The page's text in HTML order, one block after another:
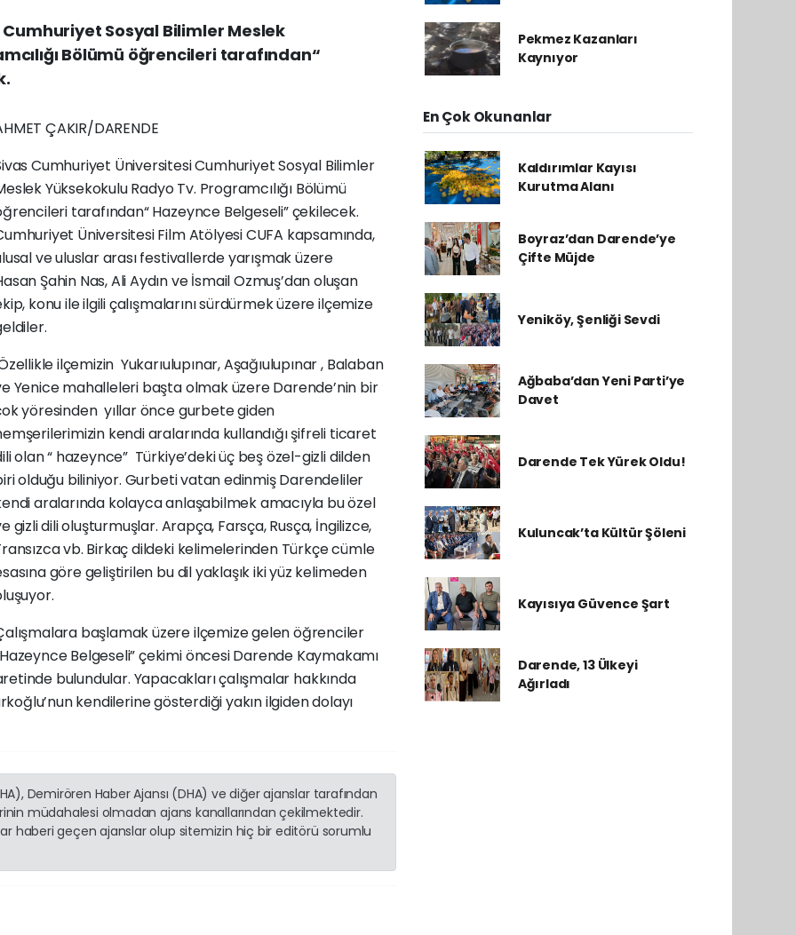
Sosyal Bilimler Meslek
Bölümü öğrencileri tarafından“
ÇAKIR/DARENDE
Cumhuriyet Üniversitesi Cumhuriyet Sosyal Bilimler
Yüksekokulu Radyo Tv. Programcılığı Bölümü
tarafından“ Hazeynce Belgeseli” çekilecek.
Üniversitesi Film Atölyesi CUFA kapsamında,
ve uluslar arası festivallerde yarışmak üzere
Şahin Nas, Ali Aydın ve İsmail Ozmuş’dan oluşan
konu ile ilgili çalışmalarını sürdürmek üzere ilçemize
ilçemizin Yukarıulupınar, Aşağıulupınar , Balaban
Yenice mahalleleri başta olmak üzere Darende’nin bir
yöresinden yıllar önce gurbete giden
kendi aralarında kullandığı şifreli ticaret
olan “ hazeynce” Türkiye’deki üç beş özel-gizli dilden
olduğu biliniyor. Gurbeti vatan edinmiş Darendeliler
aralarında kolayca anlaşabilmek amacıyla bu özel
gizli dili oluşturmuşlar. Arapça, Farsça, Rusça, İngilizce,
vb. Birkaç dildeki kelimelerinden Türkçe cümle
göre geliştirilen bu dil yaklaşık iki yüz kelimeden
başlamak üzere ilçemize gelen öğrenciler
Belgeseli” çekimi öncesi Darende Kaymakamı
bulundular. Yapacakları çalışmalar hakkında
kendilerine gösterdiği yakın ilgiden dolayı
Demirören Haber Ajansı (DHA) ve diğer ajanslar tarafından
müdahalesi olmadan ajans kanallarından çekilmektedir.
haberi geçen ajanslar olup sitemizin hiç bir editörü sorumlu
Pekmez Kazanları
Kaynıyor
En Çok Okunanlar
Kaldırımlar Kayısı
Kurutma Alanı
Boyraz’dan Darende’ye
Çifte Müjde
Yeniköy, Şenliği Sevdi
Ağbaba’dan Yeni Parti’ye
Davet
Darende Tek Yürek Oldu!
Kuluncak’ta Kültür Şöleni
Kayısıya Güvence Şart
Darende, 13 Ülkeyi
Ağırladı